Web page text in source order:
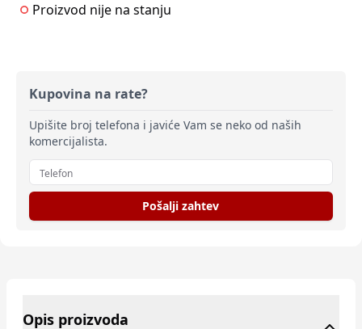
Proizvod nije na stanju
Kupovina na rate?
Upišite broj telefona i javiće Vam se neko od naših
komercijalista.
Pošalji zahtev
Opis proizvoda